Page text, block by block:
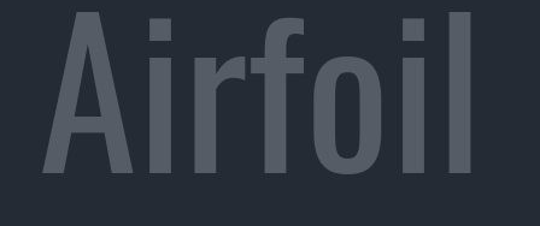
Airfoil